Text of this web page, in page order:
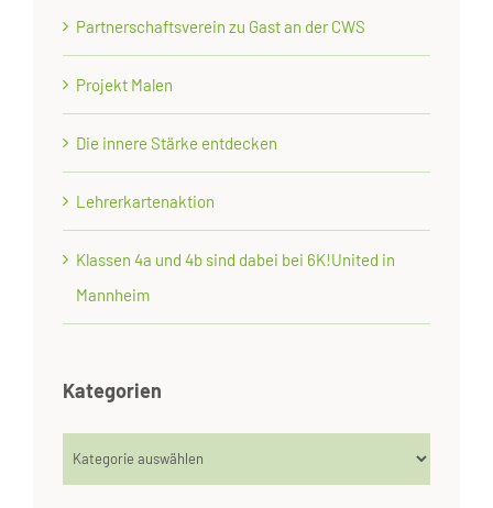
Partnerschaftsverein zu Gast an der CWS
Projekt Malen
Die innere Stärke entdecken
Lehrerkartenaktion
Klassen 4a und 4b sind dabei bei 6K!United in
Mannheim
Kategorien
Kategorien